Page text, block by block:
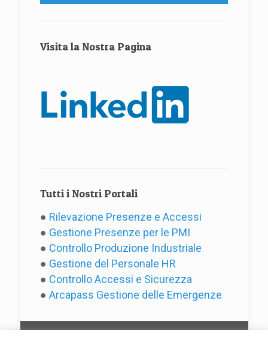
Visita la Nostra Pagina
Tutti i Nostri Portali
● Rilevazione Presenze e Accessi
● Gestione Presenze per le PMI
● Controllo Produzione Industriale
● Gestione del Personale HR
● Controllo Accessi e Sicurezza
● Arcapass Gestione delle Emergenze